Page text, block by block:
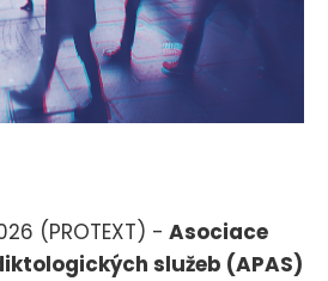
(PROTEXT) - Asociace
služeb (APAS)